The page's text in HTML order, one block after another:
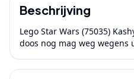
Beschrijving
Lego Star Wars (75035)
doos nog mag weg